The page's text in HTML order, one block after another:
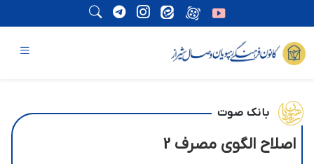
بانک صوت
اصلاح الگوی مصرف 2